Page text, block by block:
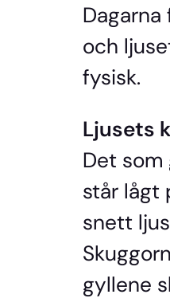
och
fysisk.
Ljusets
Det som
står lågt
snett
gyllene